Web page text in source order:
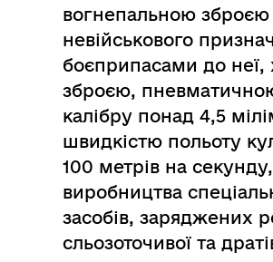
вогнепальною зброєю
невійськового
боєприпасами до
зброєю,
калібру понад 4,5
швидкістю польоту
100 метрів на
виробництва
засобів, заряджених
сльозоточивої та